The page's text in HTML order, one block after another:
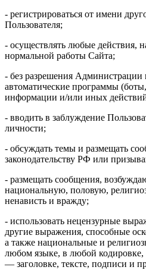
- регистрироваться от имени
Пользователя;
- осуществлять любые действия,
нормальной работы Сайта;
- без разрешения Администрации
автоматические программы
информации и/или иных
- вводить в заблуждение
личности;
- обсуждать темы и размещать
законодательству РФ или
- размещать сообщения,
национальную, половую,
ненависть и вражду;
- использовать нецензурные
другие выражения, способные
а также национальные и
любом языке, в любой
— заголовке, тексте, подписи и